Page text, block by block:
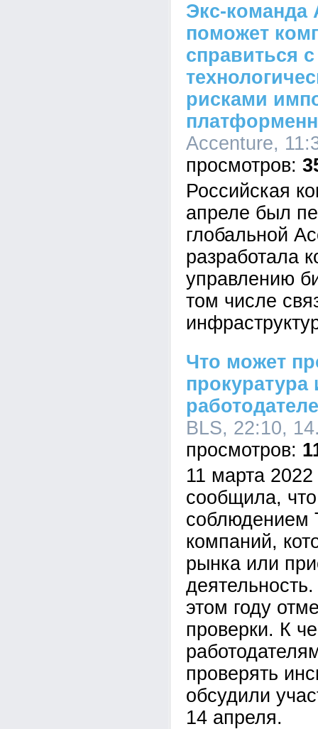
Экс-команда
поможет
справиться с
рисками
Accenture,
Российская
апреле был
глобальной
разработала
управлению
том числе
Что может
прокуратура
BLS, 22:10,
11 марта 2022
сообщила,
соблюдением
компаний,
рынка или
этом году
проверки. К
проверять
обсудили
14 апреля.